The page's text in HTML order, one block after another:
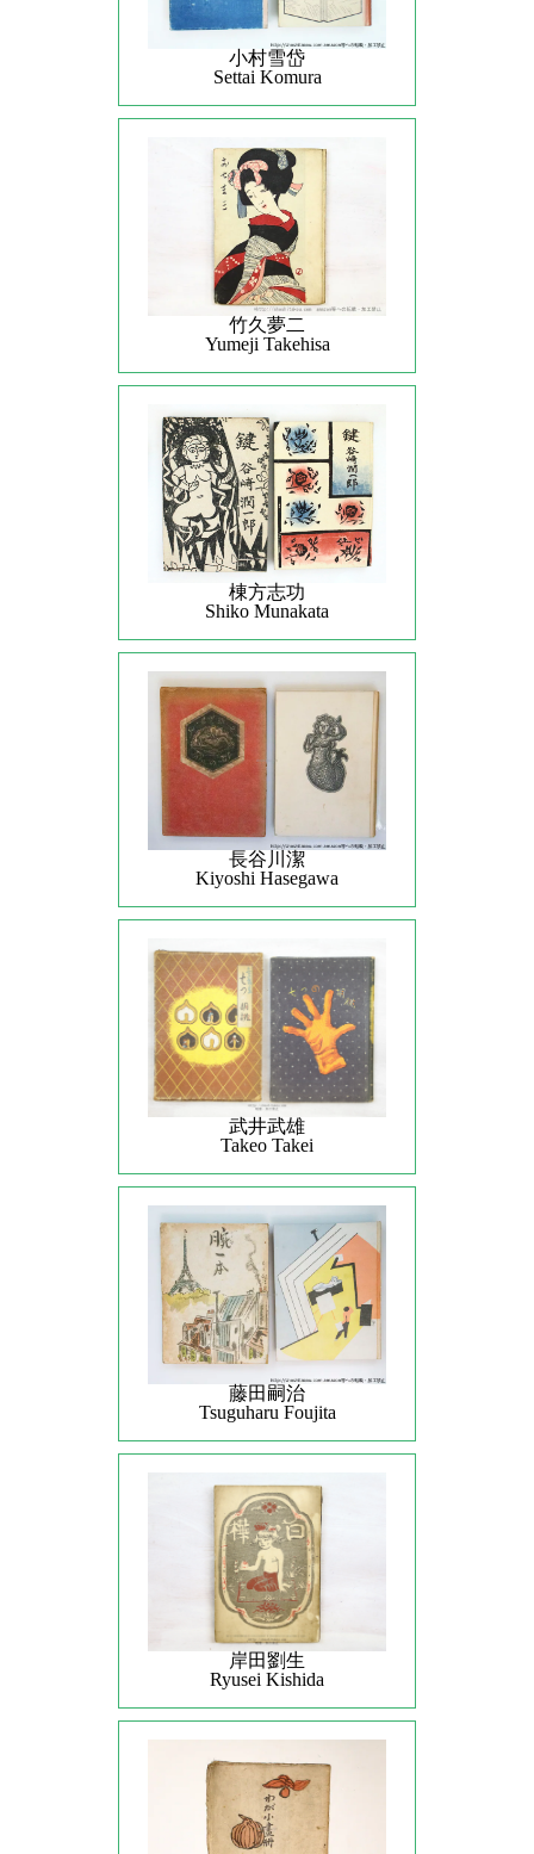
小村雪岱
Settai Komura
竹久夢二
Yumeji Takehisa
棟方志功
Shiko Munakata
長谷川潔
Kiyoshi Hasegawa
武井武雄
Takeo Takei
藤田嗣治
Tsuguharu Foujita
岸田劉生
Ryusei Kishida